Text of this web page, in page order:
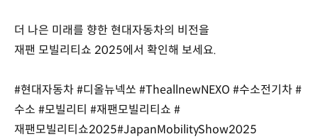
더 나은 미래를 향한 현대자동차의 비전을
재팬 모빌리티쇼 2025에서 확인해 보세요.
#현대자동차 #디올뉴넥쏘 #TheallnewNEXO #수소전기차 #
수소 #모빌리티 #재팬모빌리티쇼 #
재팬모빌리티쇼2025#JapanMobilityShow2025